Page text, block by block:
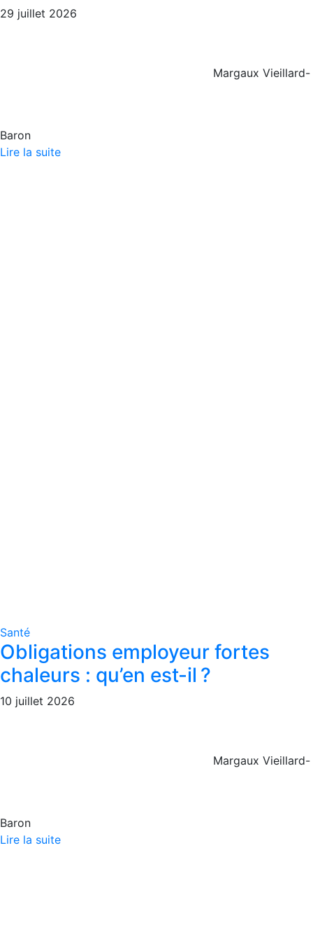
29 juillet 2026
Margaux Vieillard-
Baron
Lire la suite
Santé
Obligations employeur fortes
chaleurs : qu’en est-il ?
10 juillet 2026
Margaux Vieillard-
Baron
Lire la suite